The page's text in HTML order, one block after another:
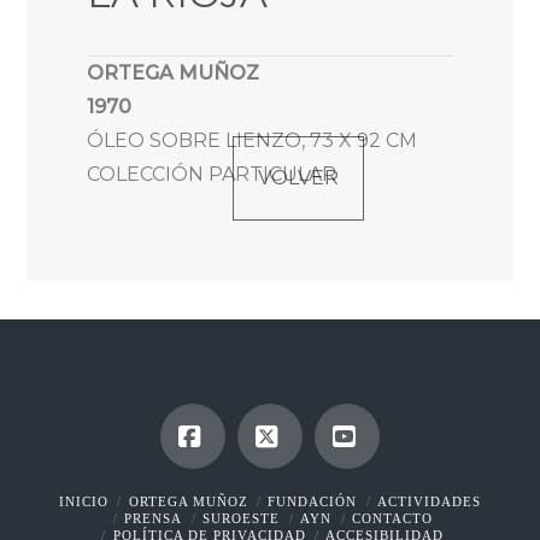
ORTEGA MUÑOZ
1970
ÓLEO SOBRE LIENZO, 73 X 92 CM
COLECCIÓN PARTICULAR
VOLVER
Facebook
X YouTube
INICIO ORTEGA MUÑOZ FUNDACIÓN
ACTIVIDADES
PRENSA
SUROESTE AYN
CONTACTO
POLÍTICA DE PRIVACIDAD
ACCESIBILIDAD